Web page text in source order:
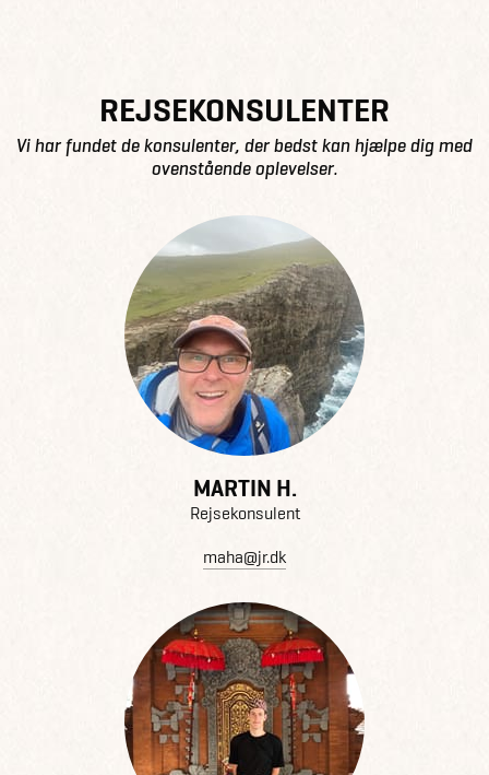
REJSEKONSULENTER
Vi har fundet de konsulenter, der bedst kan hjælpe dig med
ovenstående oplevelser.
MARTIN H.
Rejsekonsulent
maha@jr.dk